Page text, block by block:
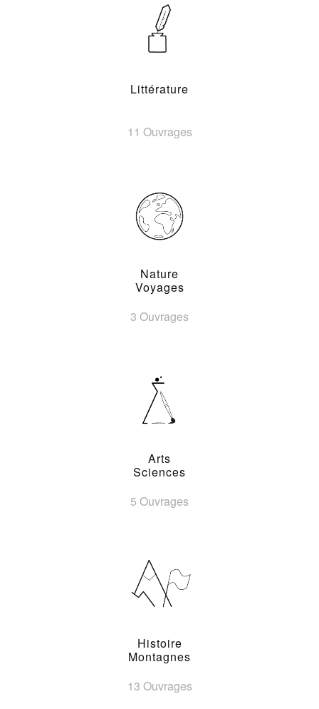
Littérature
11 Ouvrages
Nature
Voyages
3 Ouvrages
Arts
Sciences
5 Ouvrages
Histoire
Montagnes
13 Ouvrages